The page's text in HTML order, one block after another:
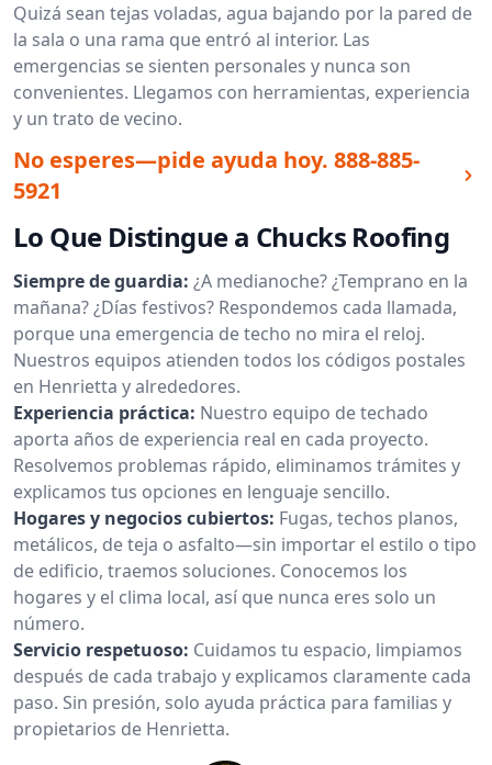
Quizá sean tejas voladas, agua bajando por la pared de
la sala o una rama que entró al interior. Las
emergencias se sienten personales y nunca son
convenientes. Llegamos con herramientas, experiencia
y un trato de vecino.
No esperes—pide ayuda hoy. 888-885-
5921
Lo Que Distingue a Chucks Roofing
Siempre de guardia: ¿A medianoche? ¿Temprano en la
mañana? ¿Días festivos? Respondemos cada llamada,
porque una emergencia de techo no mira el reloj.
Nuestros equipos atienden todos los códigos postales
en Henrietta y alrededores.
Experiencia práctica: Nuestro equipo de techado
aporta años de experiencia real en cada proyecto.
Resolvemos problemas rápido, eliminamos trámites y
explicamos tus opciones en lenguaje sencillo.
Hogares y negocios cubiertos: Fugas, techos planos,
metálicos, de teja o asfalto—sin importar el estilo o tipo
de edificio, traemos soluciones. Conocemos los
hogares y el clima local, así que nunca eres solo un
número.
Servicio respetuoso: Cuidamos tu espacio, limpiamos
después de cada trabajo y explicamos claramente cada
paso. Sin presión, solo ayuda práctica para familias y
propietarios de Henrietta.